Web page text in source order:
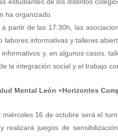
ha organizado.
partir de las 17:30h, las
labores informativas y talleres
y, en algunos casos,
la integración social y el trabajo
Mental León «Horizontes
miércoles 16 de octubre será el
realizará juegos de